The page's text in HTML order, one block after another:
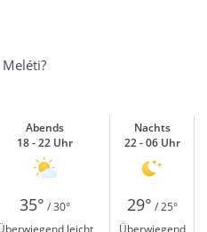
Abends
18 - 22 Uhr
Nachts
22 - 06 Uhr
35° / 30° 29° / 25°
leicht
Überwiegend